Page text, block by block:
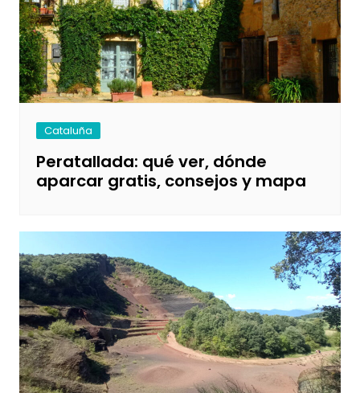
Cataluña
Peratallada: qué ver, dónde
aparcar gratis, consejos y mapa